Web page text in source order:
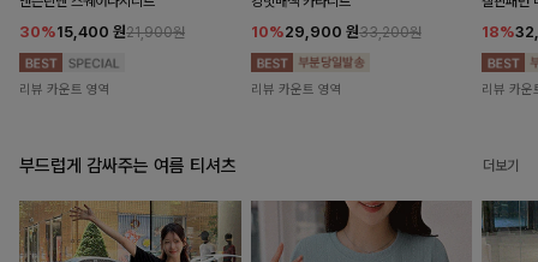
30%15,400 원21,900원
리뷰 카운트 영역
10%29,900 원33,200원
리뷰 카운트 영역
18%
리뷰 카운
부드럽게 감싸주는 여름 티셔츠 더보기